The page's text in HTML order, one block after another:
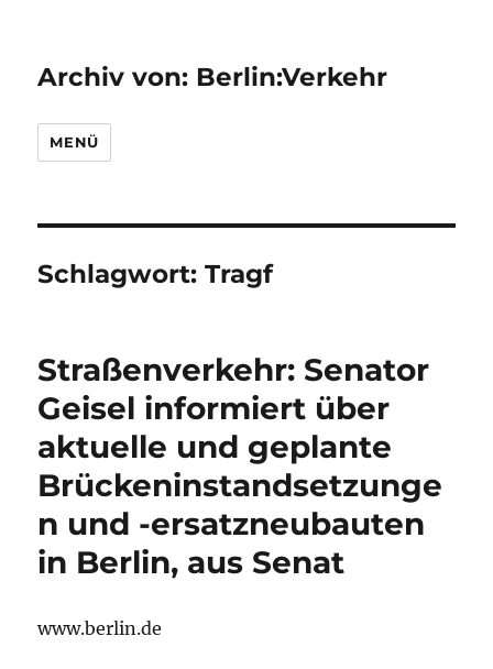
Archiv von: Berlin:Verkehr
MENÜ
Schlagwort:Tragf
Straßenverkehr: Senator
Geisel informiert über
aktuelle und geplante
Brückeninstandsetzunge
n und -ersatzneubauten
in Berlin, aus Senat
www.berlin.de